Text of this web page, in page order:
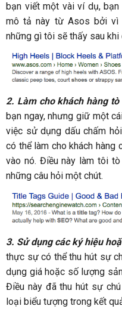
bạn viết một vài ví dụ,
mô tả này từ Asos bởi
những gì tôi sẽ thấy sau khi
2. Làm cho khách hàng tò
bạn ngay, nhưng giữ một
việc sử dụng dấu chấm
có thể làm cho khách
vào nó. Điều này làm tôi
những câu hỏi một chút.
3. Sử dụng các ký hiệu
thực sự có thể thu hút sự
dụng giá hoặc số lượng
Điều này đã thu hút sự
loại biểu tượng trong kết